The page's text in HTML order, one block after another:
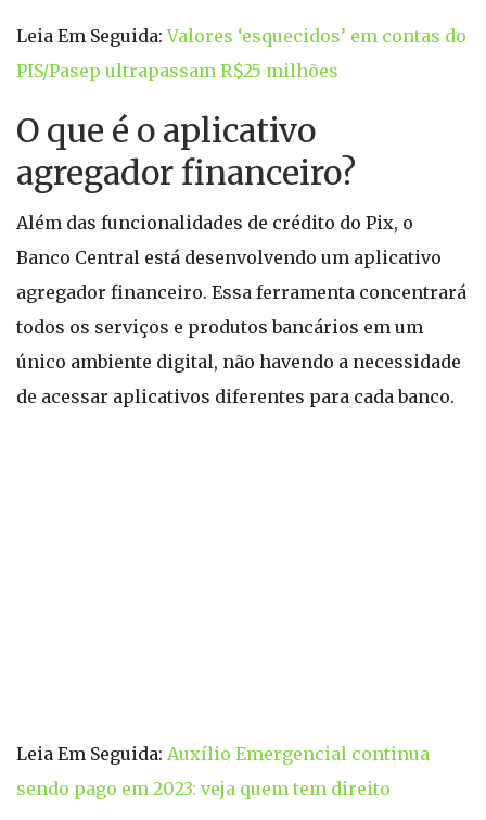
Leia Em Seguida:Valores ‘esquecidos’ em contas do
PIS/Pasep ultrapassam R$25 milhões
O que é o aplicativo
agregador financeiro?
Além das funcionalidades de crédito do Pix, o
Banco Central está desenvolvendo um aplicativo
agregador financeiro. Essa ferramenta concentrará
todos os serviços e produtos bancários em um
único ambiente digital, não havendo a necessidade
de acessar aplicativos diferentes para cada banco.
Leia Em Seguida: Auxílio Emergencial continua
sendo pago em 2023: veja quem tem direito